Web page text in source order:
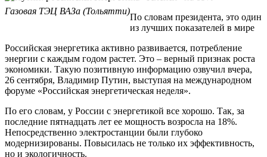
Газовая ТЭЦ ВАЗа (Тольятти)
По словам президента, это один
из лучших показателей в мире
Российская энергетика активно развивается, потребление
энергии с каждым годом растет. Это – верный признак роста
экономики. Такую позитивную информацию озвучил вчера,
26 сентября, Владимир Путин, выступая на международном
форуме «Российская энергетическая неделя».
По его словам, у России с энергетикой все хорошо. Так, за
последние пятнадцать лет ее мощность возросла на 18%.
Непосредственно электростанции были глубоко
модернизированы. Повысилась не только их эффективность,
но и экологичность.